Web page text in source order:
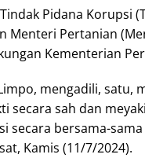
Pidana Korupsi
Pertanian
Kementerian
mengadili, satu,
secara sah dan
secara bersama-
Kamis (11/7/2024).